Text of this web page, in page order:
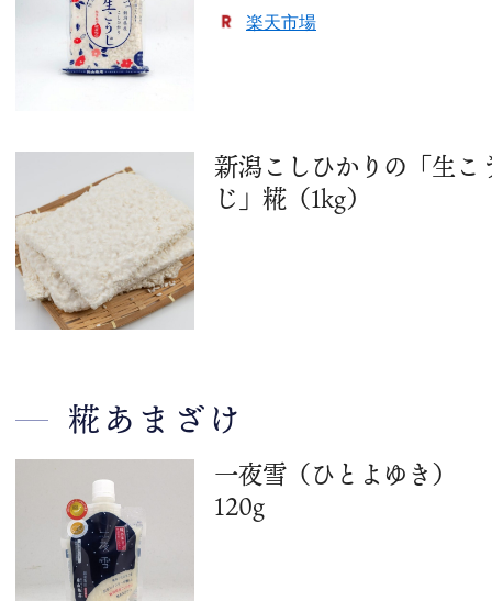
スタッフブログ
会社概要
楽天市場
新潟こしひかりの「生こ
じ」糀（1kg）
糀あまざけ
一夜雪（ひとよゆき）
120g